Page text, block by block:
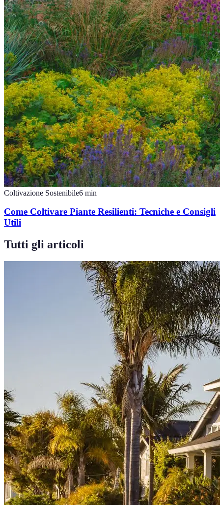
Coltivazione Sostenibile6 min
Come Coltivare Piante Resilienti: Tecniche e Consigli
Utili
Tutti gli articoli